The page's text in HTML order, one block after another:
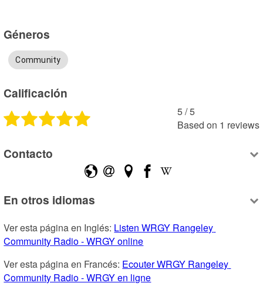
Géneros
Community
Calificación
5 /5
Based on 1 reviews
Contacto
En otros idiomas
Ver esta página en Inglés: Listen WRGY Rangeley
Community Radio - WRGY online
Ver esta página en Francés: Ecouter WRGY Rangeley
Community Radio - WRGY en ligne